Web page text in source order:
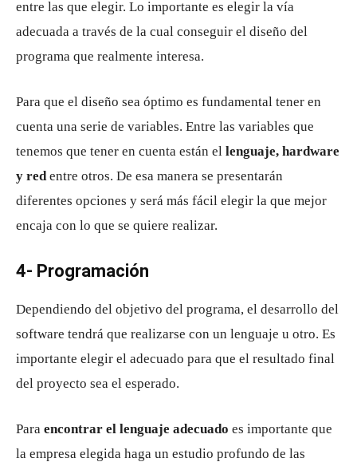
entre las que elegir. Lo importante es elegir la vía
adecuada a través de la cual conseguir el diseño del
programa que realmente interesa.
Para que el diseño sea óptimo es fundamental tener en
cuenta una serie de variables. Entre las variables que
tenemos que tener en cuenta están el lenguaje, hardware
y red entre otros. De esa manera se presentarán
diferentes opciones y será más fácil elegir la que mejor
encaja con lo que se quiere realizar.
4- Programación
Dependiendo del objetivo del programa, el desarrollo del
software tendrá que realizarse con un lenguaje u otro. Es
importante elegir el adecuado para que el resultado final
del proyecto sea el esperado.
Para encontrar el lenguaje adecuado es importante que
la empresa elegida haga un estudio profundo de las